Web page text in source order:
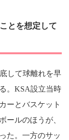
とを想定して
して球離れを早
。KSA設立当時
ーとバスケット
ールのほうが、
た。一方のサッ